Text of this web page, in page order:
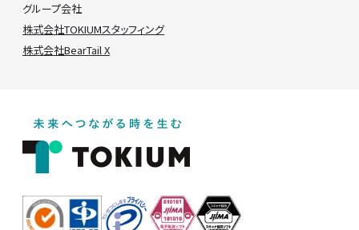
グループ会社
株式会社TOKIUMスタッフィング
株式会社BearTail X